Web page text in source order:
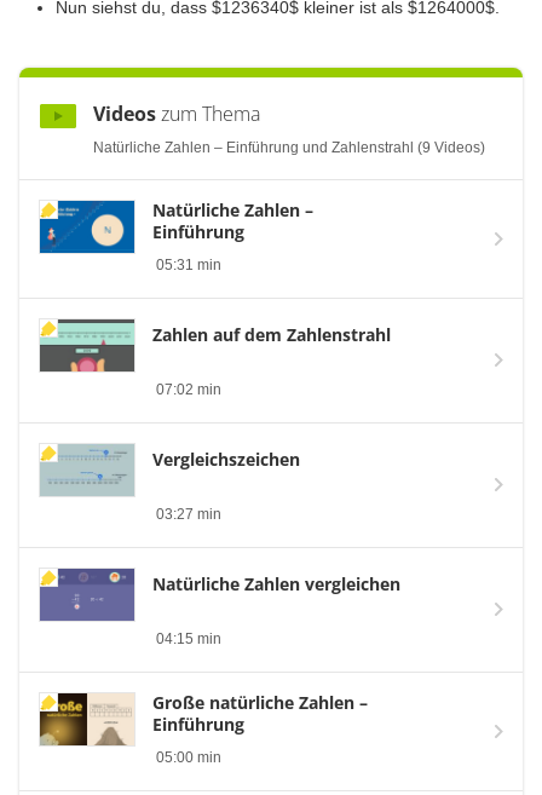
Nun siehst du, dass $1236340$ kleiner ist als $1264000$.
Videoszum Thema
Natürliche Zahlen – Einführung und Zahlenstrahl (9 Videos)
Natürliche Zahlen –
Einführung
05:31 min
Zahlen auf dem Zahlenstrahl
07:02 min
Vergleichszeichen
03:27 min
Natürliche Zahlen vergleichen
04:15 min
Große natürliche Zahlen –
Einführung
05:00 min